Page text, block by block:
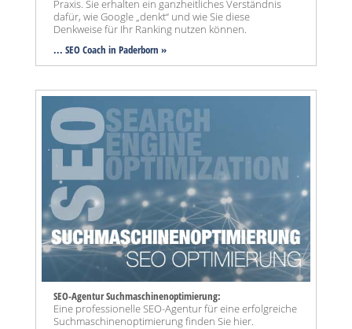
Praxis. Sie erhalten ein ganzheitliches Verständnis
dafür, wie Google „denkt“ und wie Sie diese
Denkweise für Ihr Ranking nutzen können.
... SEO Coach in Paderborn »
SEO-Agentur Suchmaschinenoptimierung:
Eine professionelle SEO-Agentur für eine erfolgreiche
Suchmaschinenoptimierung finden Sie hier.